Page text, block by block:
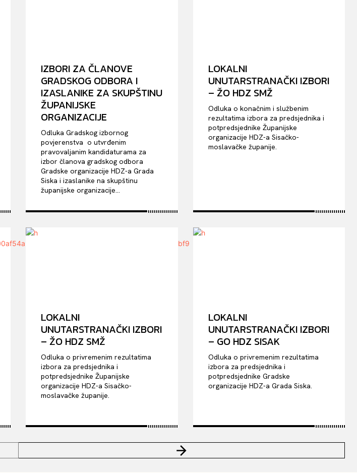
IZBORI ZA ČLANOVE
GRADSKOG ODBORA I
IZASLANIKE ZA SKUPŠTINU
ŽUPANIJSKE
ORGANIZACIJE
Odluka Gradskog izbornog
povjerenstva o utvrđenim
pravovaljanim kandidaturama za
izbor članova gradskog odbora
Gradske organizacije HDZ-a Grada
Siska i izaslanike na skupštinu
županijske organizacije...
LOKALNI
UNUTARSTRANAČKI IZBORI
– ŽO HDZ SMŽ
Odluka o konačnim i službenim
rezultatima izbora za predsjednika i
potpredsjednike Županijske
organizacije HDZ-a Sisačko-
moslavačke županije.
LOKALNI
UNUTARSTRANAČKI IZBORI
– ŽO HDZ SMŽ
Odluka o privremenim rezultatima
izbora za predsjednika i
potpredsjednike Županijske
organizacije HDZ-a Sisačko-
moslavačke županije.
LOKALNI
UNUTARSTRANAČKI IZBORI
– GO HDZ SISAK
Odluka o privremenim rezultatima
izbora za predsjednika i
potpredsjednike Gradske